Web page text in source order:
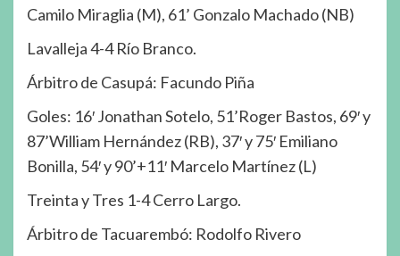
Camilo Miraglia (M), 61’ Gonzalo Machado (NB)
Lavalleja 4-4 Río Branco.
Árbitro de Casupá: Facundo Piña
Goles: 16′ Jonathan Sotelo, 51’Roger Bastos, 69′ y
87’William Hernández (RB), 37′ y 75′ Emiliano
Bonilla, 54′ y 90’+11′ Marcelo Martínez (L)
Treinta y Tres 1-4 Cerro Largo.
Árbitro de Tacuarembó: Rodolfo Rivero